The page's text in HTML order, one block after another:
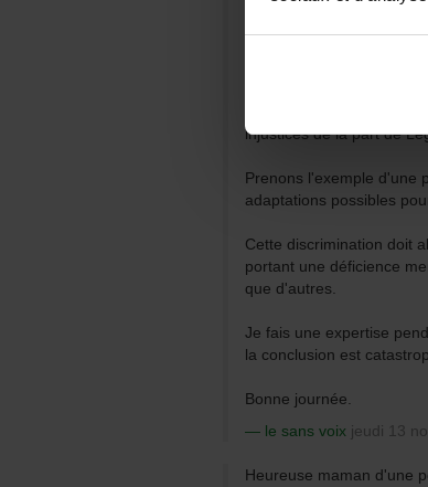
En accompagnant les
un job dans le circuit
injustices de la part de
Prenons l'exemple d'une
adaptations possibles
Cette discrimination doit
portant une déficience
que d'autres.
Je fais une expertise
la conclusion est
Bonne journée.
le sans voix jeudi 13
Heureuse maman d'une